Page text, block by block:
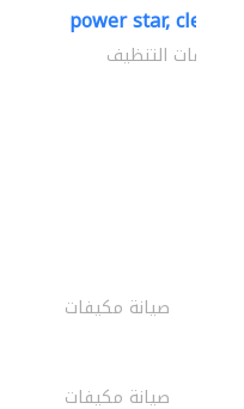
power star,
خدمات التنظيف
صيانة مكيفات
صيانة مكيفات